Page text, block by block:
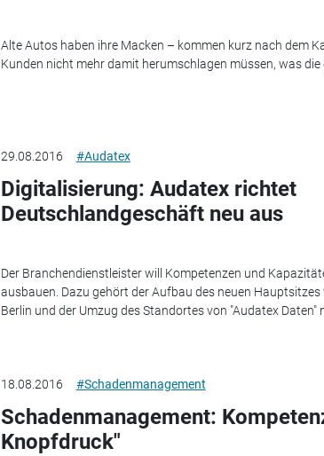
Alte Autos haben ihre Macken – kommen kurz nach dem
Kunden nicht mehr damit herumschlagen müssen, was die
29.08.2016 #Audatex
Digitalisierung: Audatex richtet
Deutschlandgeschäft neu aus
Der Branchendienstleister will Kompetenzen und
ausbauen. Dazu gehört der Aufbau des neuen
Berlin und der Umzug des Standortes von "Audatex Daten"
18.08.2016 #Schadenmanagement
Schadenmanagement:
Knopfdruck"